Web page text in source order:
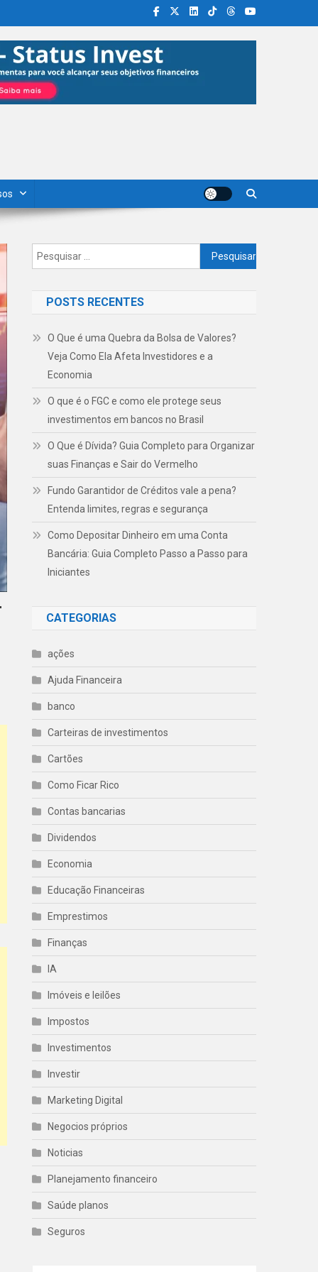
Pesquisar
por:
POSTS RECENTES
O Que é uma Quebra da Bolsa de Valores?
Veja Como Ela Afeta Investidores e a
Economia
O que é o FGC e como ele protege seus
investimentos em bancos no Brasil
O Que é Dívida? Guia Completo para Organizar
suas Finanças e Sair do Vermelho
Fundo Garantidor de Créditos vale a pena?
Entenda limites, regras e segurança
Como Depositar Dinheiro em uma Conta
Bancária: Guia Completo Passo a Passo para
Iniciantes
CATEGORIAS
ações
Ajuda Financeira
banco
Carteiras de investimentos
Cartões
Como Ficar Rico
Contas bancarias
Dividendos
Economia
Educação Financeiras
Emprestimos
Finanças
IA
Imóveis e leilões
Impostos
Investimentos
Investir
Marketing Digital
Negocios próprios
Noticias
Planejamento financeiro
Saúde planos
Seguros